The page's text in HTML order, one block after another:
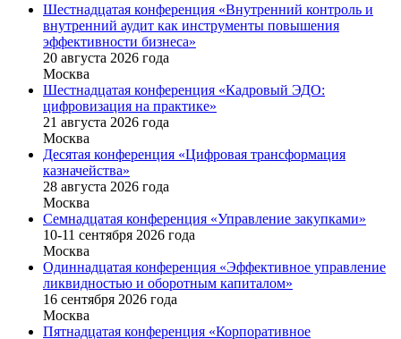
Шестнадцатая конференция «Внутренний контроль и
внутренний аудит как инструменты повышения
эффективности бизнеса»
20 августа 2026 года
Москва
Шестнадцатая конференция «Кадровый ЭДО:
цифровизация на практике»
21 августа 2026 года
Москва
Десятая конференция «Цифровая трансформация
казначейства»
28 августа 2026 года
Москва
Семнадцатая конференция «Управление закупками»
10-11 сентября 2026 года
Москва
Одиннадцатая конференция «Эффективное управление
ликвидностью и оборотным капиталом»
16 cентября 2026 года
Москва
Пятнадцатая конференция «Корпоративное